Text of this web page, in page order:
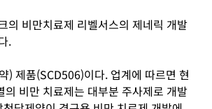
의 비만치료제 리벨서스의 제네릭 개발
.
) 제품(SCD506)이다. 업계에 따르면 현
비만 치료제는 대부분 주사제로 개발